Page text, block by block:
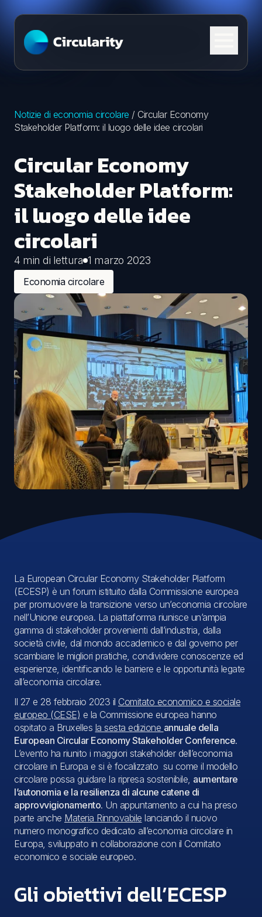
Skip to content
Notizie di economia circolare / Circular Economy
Stakeholder Platform: il luogo delle idee circolari
Circular Economy
Stakeholder Platform:
il luogo delle idee
circolari
4 min di lettura 1 marzo 2023
Economia circolare
La European Circular Economy Stakeholder Platform
(ECESP) è un forum istituito dalla Commissione europea
per promuovere la transizione verso un’economia circolare
nell’Unione europea. La piattaforma riunisce un’ampia
gamma di stakeholder provenienti dall’industria, dalla
società civile, dal mondo accademico e dal governo per
scambiare le migliori pratiche, condividere conoscenze ed
esperienze, identificando le barriere e le opportunità legate
all’economia circolare.
Il 27 e 28 febbraio 2023 il Comitato economico e sociale
europeo (CESE) e la Commissione europea hanno
ospitato a Bruxelles la sesta edizione annuale della
European Circular Economy Stakeholder Conference.
L’evento ha riunito i maggiori stakeholder dell’economia
circolare in Europa e si è focalizzato su come il modello
circolare possa guidare la ripresa sostenibile, aumentare
l’autonomia e la resilienza di alcune catene di
approvvigionamento. Un appuntamento a cui ha preso
parte anche Materia Rinnovabile lanciando il nuovo
numero monografico dedicato all’economia circolare in
Europa, sviluppato in collaborazione con il Comitato
economico e sociale europeo.
Gli obiettivi dell’ECESP